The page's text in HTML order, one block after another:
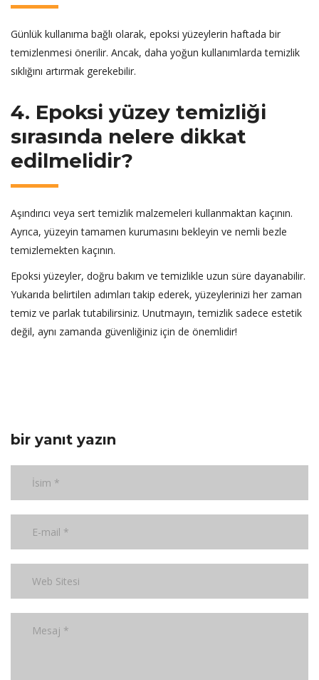
Günlük kullanıma bağlı olarak, epoksi yüzeylerin haftada bir
temizlenmesi önerilir. Ancak, daha yoğun kullanımlarda temizlik
sıklığını artırmak gerekebilir.
4. Epoksi yüzey temizliği
sırasında nelere dikkat
edilmelidir?
Aşındırıcı veya sert temizlik malzemeleri kullanmaktan kaçının.
Ayrıca, yüzeyin tamamen kurumasını bekleyin ve nemli bezle
temizlemekten kaçının.
Epoksi yüzeyler, doğru bakım ve temizlikle uzun süre dayanabilir.
Yukarıda belirtilen adımları takip ederek, yüzeylerinizi her zaman
temiz ve parlak tutabilirsiniz. Unutmayın, temizlik sadece estetik
değil, aynı zamanda güvenliğiniz için de önemlidir!
bir yanıt yazın